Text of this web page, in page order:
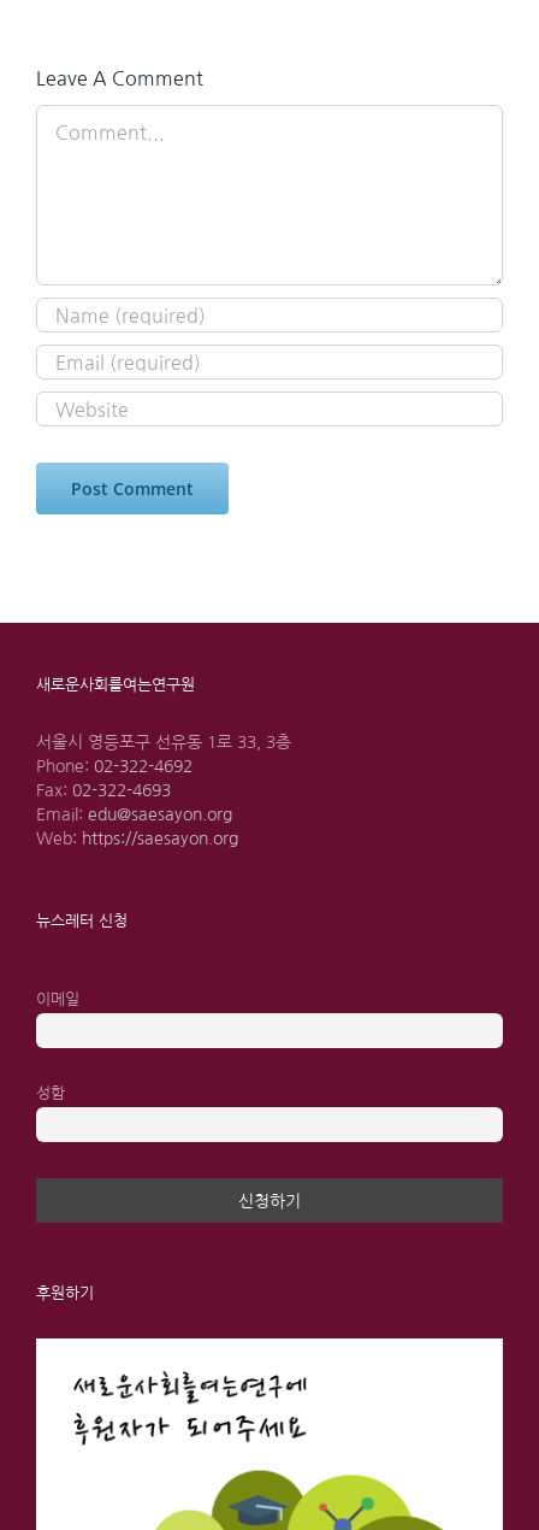
Leave A Comment
새로운사회를여는연구원
서울시 영등포구 선유동 1로 33, 3층
Phone: 02-322-4692
Fax: 02-322-4693
Email: edu@saesayon.org
Web: https://saesayon.org
뉴스레터 신청
이메일
성함
후원하기